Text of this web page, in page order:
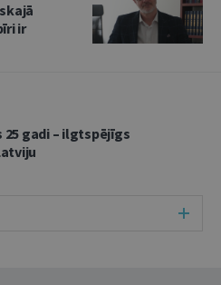
ir
gadi – ilgtspējīgs